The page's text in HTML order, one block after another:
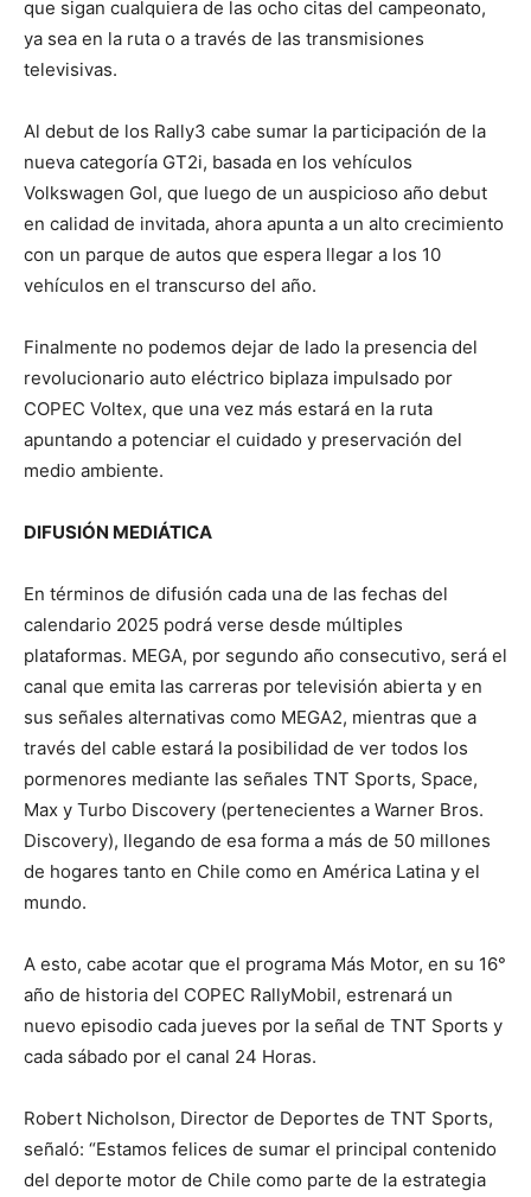
que sigan cualquiera de las ocho citas del campeonato,
ya sea en la ruta o a través de las transmisiones
televisivas.
Al debut de los Rally3 cabe sumar la participación de la
nueva categoría GT2i, basada en los vehículos
Volkswagen Gol, que luego de un auspicioso año debut
en calidad de invitada, ahora apunta a un alto crecimiento
con un parque de autos que espera llegar a los 10
vehículos en el transcurso del año.
Finalmente no podemos dejar de lado la presencia del
revolucionario auto eléctrico biplaza impulsado por
COPEC Voltex, que una vez más estará en la ruta
apuntando a potenciar el cuidado y preservación del
medio ambiente.
DIFUSIÓN MEDIÁTICA
En términos de difusión cada una de las fechas del
calendario 2025 podrá verse desde múltiples
plataformas. MEGA, por segundo año consecutivo, será el
canal que emita las carreras por televisión abierta y en
sus señales alternativas como MEGA2, mientras que a
través del cable estará la posibilidad de ver todos los
pormenores mediante las señales TNT Sports, Space,
Max y Turbo Discovery (pertenecientes a Warner Bros.
Discovery), llegando de esa forma a más de 50 millones
de hogares tanto en Chile como en América Latina y el
mundo.
A esto, cabe acotar que el programa Más Motor, en su 16°
año de historia del COPEC RallyMobil, estrenará un
nuevo episodio cada jueves por la señal de TNT Sports y
cada sábado por el canal 24 Horas.
Robert Nicholson, Director de Deportes de TNT Sports,
señaló: “Estamos felices de sumar el principal contenido
del deporte motor de Chile como parte de la estrategia